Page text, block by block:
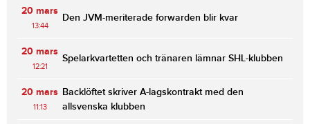
20 mars
13:44
Den JVM-meriterade forwarden blir kvar
20 mars
12:21
Spelarkvartetten och tränaren lämnar SHL-klubben
20 mars
11:13
Backlöftet skriver A-lagskontrakt med den
allsvenska klubben